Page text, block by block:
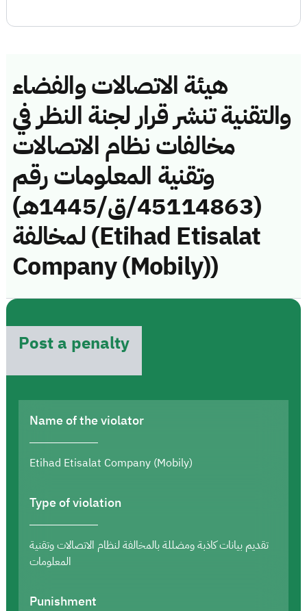
هيئة الاتصالات والفضاء
والتقنية تنشر قرار لجنة النظر في
مخالفات نظام الاتصالات
وتقنية المعلومات رقم
(45114863/ق/1445هـ)
لمخالفة (Etihad Etisalat
Company (Mobily))
Post a penalty
Name of the violator
Etihad Etisalat Company (Mobily)
Type of violation
تقديم بيانات كاذبة ومضللة بالمخالفة لنظام الاتصالات وتقنية
المعلومات
Punishment